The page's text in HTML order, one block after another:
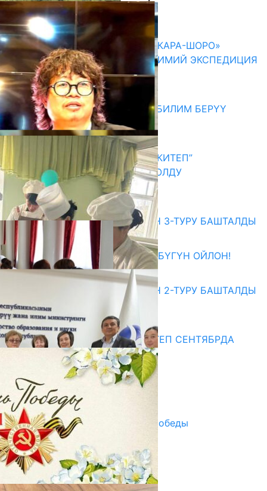
Акыркы жаңылыктар
ОШМУНУН ОКУТУУЧУЛАРЫ «КАРА-ШОРО»
ЖАРАТЫЛЫШ ПАРКЫНДА ИЛИМИЙ ЭКСПЕДИЦИЯ
ӨТКӨРҮШТҮ
06.08.2026
МЭР АЙБЕК ДЖУНУШАЛИЕВ БИЛИМ БЕРҮҮ
МЕКЕМЕЛЕРИН КЫДЫРДЫ
06.08.2026
АКЫН А.ИСМАИЛОВ “АЛТЫН КИТЕП”
СЫЙЛЫГЫНЫН ЛАУРЕАТЫ БОЛДУ
06.08.2026
Абитуриент
ЖОЖДОРГО КАБЫЛ АЛУУНУН 3-ТУРУ БАШТАЛДЫ
27.07.2026
ӨЗҮҢДҮН КЕЛЕЧЕГИҢ ҮЧҮН БҮГҮН ОЙЛОН!
20.07.2026
ЖОЖДОРГО КАБЫЛ АЛУУНУН 2-ТУРУ БАШТАЛДЫ
20.07.2026
Медиа
СУЗАКТА 750 ОРУНДУУ МЕКТЕП СЕНТЯБРДА
ПАЙДАЛАНУУГА БЕРИЛЕТ
07.08.2025
Улуу Жеңиштин жандуу сөзү
29.04.2025
Награды в преддверии Дня Победы
29.04.2025